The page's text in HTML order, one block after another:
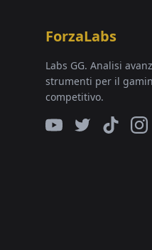
ForzaLabs
Labs GG. Analisi
strumenti per il
competitivo.